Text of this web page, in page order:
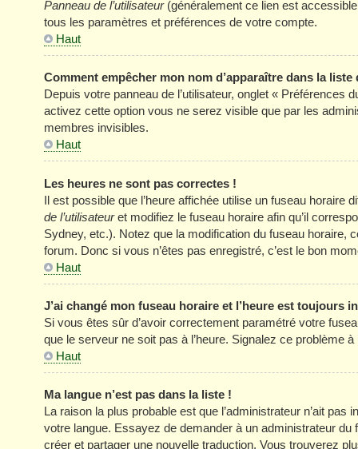
Panneau de l’utilisateur(généralement ce lien est
tous les paramètres et préférences de votre compte.
Haut
Comment empêcher mon nom d’apparaître dans la
Depuis votre panneau de l’utilisateur, onglet « Préférences
activez cette option vous ne serez visible que par les
membres invisibles.
Haut
Les heures ne sont pas correctes !
Il est possible que l’heure affichée utilise un fuseau
de l’utilisateuret modifiez le fuseau horaire afin qu’il
Sydney, etc.). Notez que la modification du fuseau horaire,
forum. Donc si vous n’êtes pas enregistré, c’est le bon
Haut
J’ai changé mon fuseau horaire et l’heure est toujours
Si vous êtes sûr d’avoir correctement paramétré votre
que le serveur ne soit pas à l’heure. Signalez ce problème
Haut
Ma langue n’est pas dans la liste !
La raison la plus probable est que l’administrateur n’ait
votre langue. Essayez de demander à un administrateur du
créer et partager une nouvelle traduction. Vous trouverez